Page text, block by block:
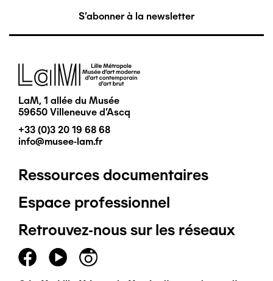
S'abonner à la newsletter
Image
LaM, 1 allée du Musée
59650 Villeneuve d'Ascq
+33 (0)3 20 19 68 68
info@musee-lam.fr
Pied
de
page
principal
Ressources documentaires
Espace professionnel
Retrouvez-nous sur les réseaux